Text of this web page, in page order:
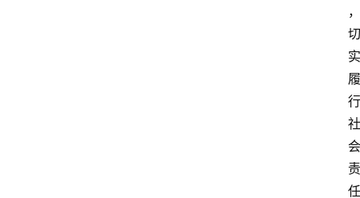
，
切
实
履
行
社
会
责
任